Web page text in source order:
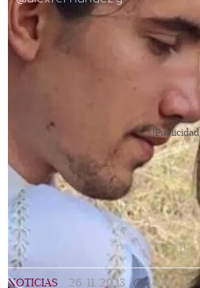
NOTICIAS 26/11/2023 | 14:12 |